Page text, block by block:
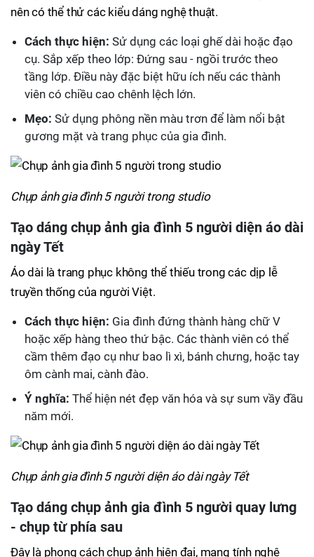
nên có thể thử các kiểu dáng nghệ thuật.
Cách thực hiện: Sử dụng các loại ghế dài hoặc đạo
cụ. Sắp xếp theo lớp: Đứng sau - ngồi trước theo
tầng lớp. Điều này đặc biệt hữu ích nếu các thành
viên có chiều cao chênh lệch lớn.
Mẹo: Sử dụng phông nền màu trơn để làm nổi bật
gương mặt và trang phục của gia đình.
Chụp ảnh gia đình 5 người trong studio
Tạo dáng chụp ảnh gia đình 5 người diện áo dài
ngày Tết
Áo dài là trang phục không thể thiếu trong các dịp lễ
truyền thống của người Việt.
Cách thực hiện: Gia đình đứng thành hàng chữ V
hoặc xếp hàng theo thứ bậc. Các thành viên có thể
cầm thêm đạo cụ như bao lì xì, bánh chưng, hoặc tay
ôm cành mai, cành đào.
Ý nghĩa: Thể hiện nét đẹp văn hóa và sự sum vầy đầu
năm mới.
Chụp ảnh gia đình 5 người diện áo dài ngày Tết
Tạo dáng chụp ảnh gia đình 5 người quay lưng
- chụp từ phía sau
Đây là phong cách chụp ảnh hiện đại, mang tính nghệ